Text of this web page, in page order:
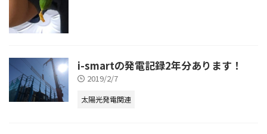
i-smartの発電記録2年分あります！
2019/2/7
太陽光発電関連